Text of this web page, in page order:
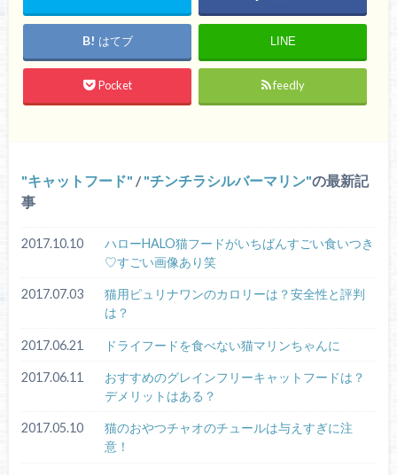
はてブ LINE
Pocket feedly
キャットフード / チンチラシルバーマリン の最新記
事
2017.10.10
ハローHALO猫フードがいちばんすごい食いつき
♡すごい画像あり笑
2017.07.03
猫用ピュリナワンのカロリーは？安全性と評判
は？
2017.06.21 ドライフードを食べない猫マリンちゃんに
2017.06.11
おすすめのグレインフリーキャットフードは？
デメリットはある？
2017.05.10
猫のおやつチャオのチュールは与えすぎに注
意！